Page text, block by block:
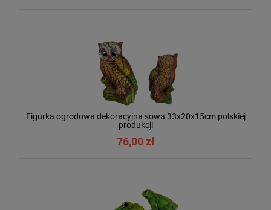
Figurka ogrodowa dekoracyjna sowa 33x20x15cm polskiej
produkcji
76,00 zł